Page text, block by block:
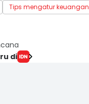
Tips mengatur keuangan
di